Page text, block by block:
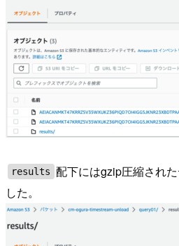
results 配下にはgzip圧縮され
した。